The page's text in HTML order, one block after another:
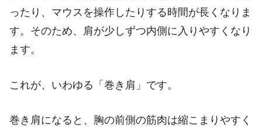
ったり、マウスを操作したりする時間が長くなりま
す。そのため、肩が少しずつ内側に入りやすくなり
ます。
これが、いわゆる「巻き肩」です。
巻き肩になると、胸の前側の筋肉は縮こまりやすく